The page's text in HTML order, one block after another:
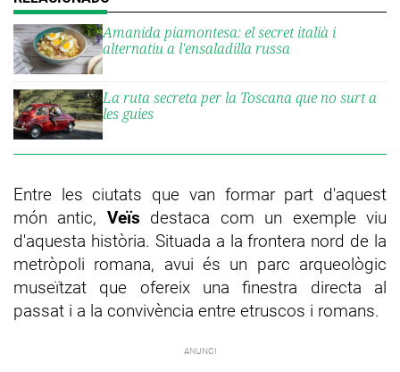
Amanida piamontesa: el secret italià i
alternatiu a l'ensaladilla russa
La ruta secreta per la Toscana que no surt a
les guies
Entre les ciutats que van formar part d'aquest
món antic, Veïs destaca com un exemple viu
d'aquesta història. Situada a la frontera nord de la
metròpoli romana, avui és un parc arqueològic
museïtzat que ofereix una finestra directa al
passat i a la convivència entre etruscos i romans.